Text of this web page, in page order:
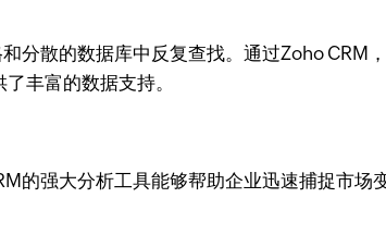
分散的数据库中反复查找。通过Zoho CRM
丰富的数据支持。
的强大分析工具能够帮助企业迅速捕捉市场